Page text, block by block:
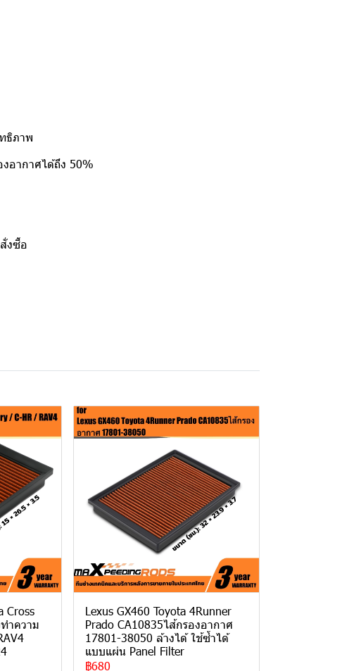
ธิภาพ
อากาศได้ถึง 50%
งซื้อ
Cross
าความ
Lexus GX460 Toyota 4Runner
Prado CA10835ไส้กรองอากาศ
17801-38050 ล้างได้ ใช้ซ้ำได้
แบบแผ่น Panel Filter
฿680